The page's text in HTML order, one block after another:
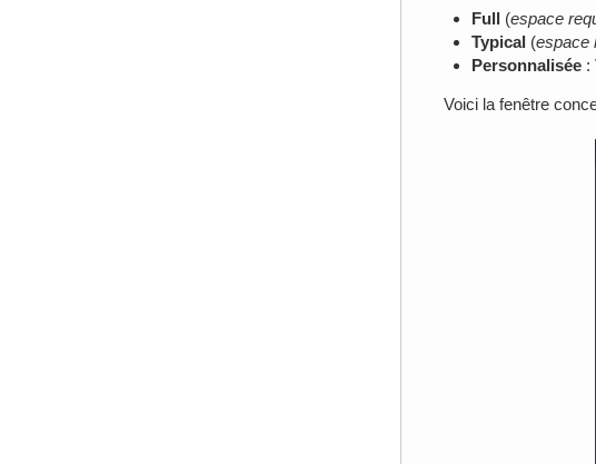
Full (espace
Typical (espace
Personnalisée:
Voici la fenêtre